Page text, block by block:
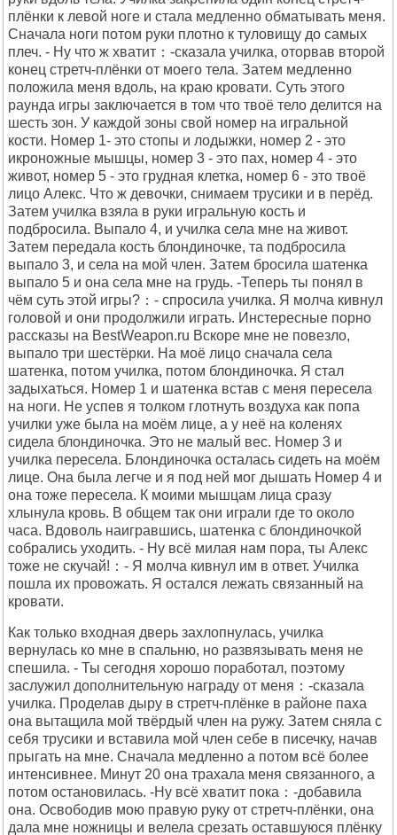
плёнки к левой ноге и стала медленно обматывать меня.
Сначала ноги потом руки плотно к туловищу до самых
плеч. - Ну что ж хватит：-сказала училка, оторвав второй
конец стретч-плёнки от моего тела. Затем медленно
положила меня вдоль, на краю кровати. Суть этого
раунда игры заключается в том что твоё тело делится на
шесть зон. У каждой зоны свой номер на игральной
кости. Номер 1- это стопы и лодыжки, номер 2 - это
икроножные мышцы, номер 3 - это пах, номер 4 - это
живот, номер 5 - это грудная клетка, номер 6 - это твоё
лицо Алекс. Что ж девочки, снимаем трусики и в перёд.
Затем училка взяла в руки игральную кость и
подбросила. Выпало 4, и училка села мне на живот.
Затем передала кость блондиночке, та подбросила
выпало 3, и села на мой член. Затем бросила шатенка
выпало 5 и она села мне на грудь. -Теперь ты понял в
чём суть этой игры?：- спросила училка. Я молча кивнул
головой и они продолжили играть. Инстересные порно
рассказы на BestWeapon.ru Вскоре мне не повезло,
выпало три шестёрки. На моё лицо сначала села
шатенка, потом училка, потом блондиночка. Я стал
задыхаться. Номер 1 и шатенка встав с меня пересела
на ноги. Не успев я толком глотнуть воздуха как попа
училки уже была на моём лице, а у неё на коленях
сидела блондиночка. Это не малый вес. Номер 3 и
училка пересела. Блондиночка осталась сидеть на моём
лице. Она была легче и я под ней мог дышать Номер 4 и
она тоже пересела. К моими мышцам лица сразу
хлынула кровь. В общем так они играли где то около
часа. Вдоволь наигравшись, шатенка с блондиночкой
собрались уходить. - Ну всё милая нам пора, ты Алекс
тоже не скучай!：- Я молча кивнул им в ответ. Училка
пошла их провожать. Я остался лежать связанный на
кровати.
Как только входная дверь захлопнулась, училка
вернулась ко мне в спальню, но развязывать меня не
спешила. - Ты сегодня хорошо поработал, поэтому
заслужил дополнительную награду от меня：-сказала
училка. Проделав дыру в стретч-плёнке в районе паха
она вытащила мой твёрдый член на ружу. Затем сняла с
себя трусики и вставила мой член себе в писечку, начав
прыгать на мне. Сначала медленно а потом всё более
интенсивнее. Минут 20 она трахала меня связанного, а
потом остановилась. -Ну всё хватит пока：-добавила
она. Освободив мою правую руку от стретч-плёнки, она
дала мне ножницы и велела срезать оставшуюся плёнку